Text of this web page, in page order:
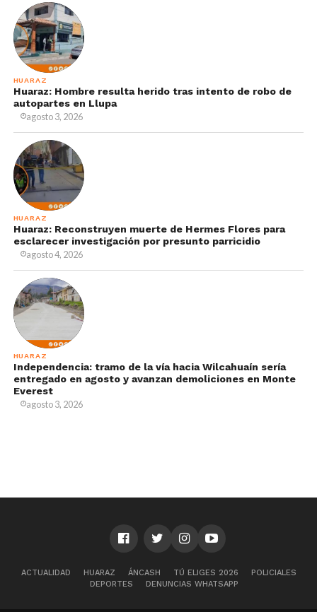
HUARAZ
Huaraz: Hombre resulta herido tras intento de robo de
autopartes en Llupa
agosto 3, 2026
HUARAZ
Huaraz: Reconstruyen muerte de Hermes Flores para
esclarecer investigación por presunto parricidio
agosto 4, 2026
HUARAZ
Independencia: tramo de la vía hacia Wilcahuaín sería
entregado en agosto y avanzan demoliciones en Monte
Everest
agosto 3, 2026
ACTUALIDAD HUARAZ ÁNCASH TÚ ELIGES 2026
POLICIALES
DEPORTES
DENUNCIAS WHATSAPP